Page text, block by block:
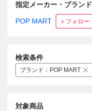
指定メーカー・ブランド
POP MART ＋フォロー
検索条件
ブランド ： POP MART
対象商品